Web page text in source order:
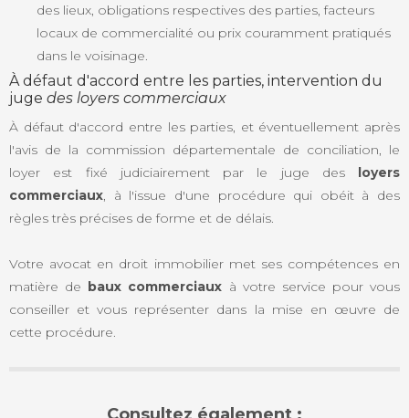
des lieux, obligations respectives des parties, facteurs
locaux de commercialité ou prix couramment pratiqués
dans le voisinage.
À défaut d'accord entre les parties, intervention du
juge des loyers commerciaux
À défaut d'accord entre les parties, et éventuellement après
l'avis de la commission départementale de conciliation, le
loyer est fixé judiciairement par le juge des
loyers
commerciaux, à l'issue d'une procédure qui obéit à des
règles très précises de forme et de délais.
Votre avocat en droit immobilier met ses compétences en
matière de
baux commerciaux à votre service pour vous
conseiller et vous représenter dans la mise en œuvre de
cette procédure.